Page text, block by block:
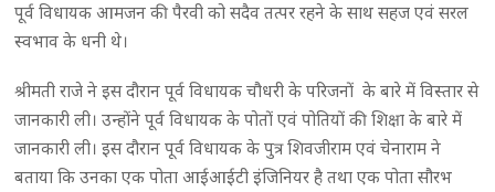
पूर्व विधायक आमजन की पैरवी को सदैव तत्पर रहने के साथ सहज एवं सरल
स्वभाव के धनी थे।
श्रीमती राजे ने इस दौरान पूर्व विधायक चौधरी के परिजनों के बारे में विस्तार से
जानकारी ली। उन्होंने पूर्व विधायक के पोतों एवं पोतियों की शिक्षा के बारे में
जानकारी ली। इस दौरान पूर्व विधायक के पुत्र शिवजीराम एवं चेनाराम ने
बताया कि उनका एक पोता आईआईटी इंजिनियर है तथा एक पोता सौरभ